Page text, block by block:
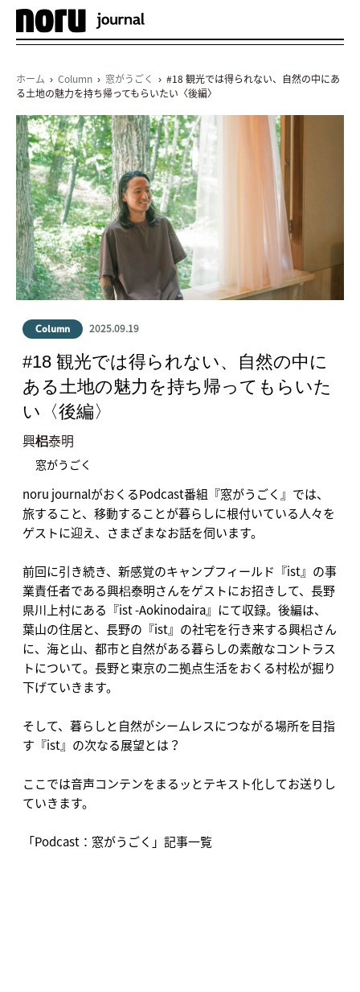
メ
ュ
ー
ホーム › Column › 窓がうごく › #18 観光では得られない、自然の中にあ
る土地の魅力を持ち帰ってもらいたい〈後編〉
Column 2025.09.19
#18 観光では得られない、自然の中に
ある土地の魅力を持ち帰ってもらいた
い〈後編〉
興梠泰明
窓がうごく
noru journalがおくるPodcast番組『窓がうごく』では、
旅すること、移動することが暮らしに根付いている人々を
ゲストに迎え、さまざまなお話を伺います。
前回に引き続き、新感覚のキャンプフィールド『ist』の事
業責任者である興梠泰明さんをゲストにお招きして、長野
県川上村にある『ist -Aokinodaira』にて収録。後編は、
葉山の住居と、長野の『ist』の社宅を行き来する興梠さん
に、海と山、都市と自然がある暮らしの素敵なコントラス
トについて。長野と東京の二拠点生活をおくる村松が掘り
下げていきます。
そして、暮らしと自然がシームレスにつながる場所を目指
す『ist』の次なる展望とは？
ここでは音声コンテンをまるッとテキスト化してお送りし
ていきます。
「Podcast：窓がうごく」記事一覧